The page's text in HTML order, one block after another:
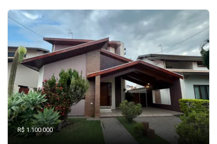
R$ 1.100.000